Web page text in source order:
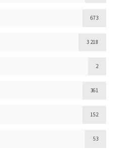
673
3 218
2
361
152
53